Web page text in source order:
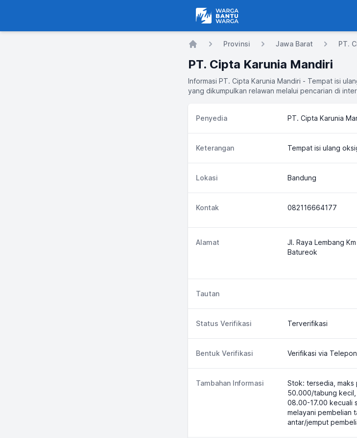
Warga Bantu Warga
Provinsi Jawa Barat PT.
PT. Cipta Karunia Mandiri
Informasi PT. Cipta Karunia Mandiri - Tempat isi
yang dikumpulkan relawan melalui pencarian di
Penyedia PT. Cipta Karunia
Keterangan Tempat isi ulang
Lokasi Bandung
Kontak 082116664177
Alamat
Jl. Raya Lembang
Batureok
Tautan
Status Verifikasi Terverifikasi
Bentuk Verifikasi Verifikasi via Telepon
Tambahan Informasi
Stok: tersedia, maks
50.000/tabung kecil,
08.00-17.00 kecuali
melayani pembelian
antar/jemput